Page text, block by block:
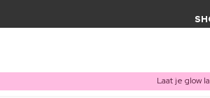
Laat je glow